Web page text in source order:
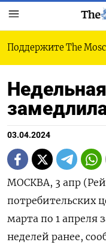
Поддержите The
03.04.2024
МОСКВА, 3 апр
потребительских
марта по 1 апреля
неделей ранее,